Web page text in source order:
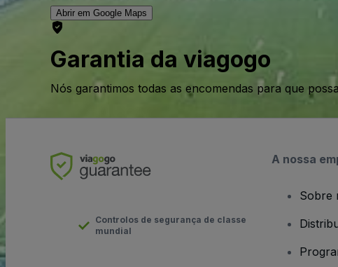
Abrir em Google Maps
Garantia da viagogo
Nós garantimos todas as encomendas para que
Controlos de segurança de classe
mundial
A nossa
Sobre